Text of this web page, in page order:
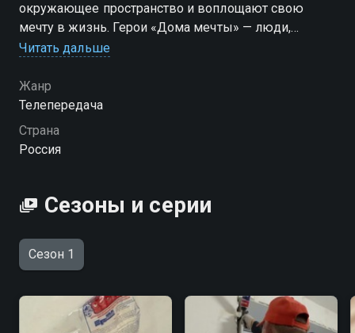
окружающее пространство и воплощают свою
мечту в жизнь. Герои «Дома мечты» — люди,
которым необходимо изменить окружающее
очаровательная ведущая Рита Челмакова вместе с
командой профессионалов. Задача не из легких —
изменить функционал помещения и превратить его
в красивое и одновременно комфортное место для
Читать дальше
Жанр
Телепередача
Страна
Россия
Сезоны и серии
Сезон 1